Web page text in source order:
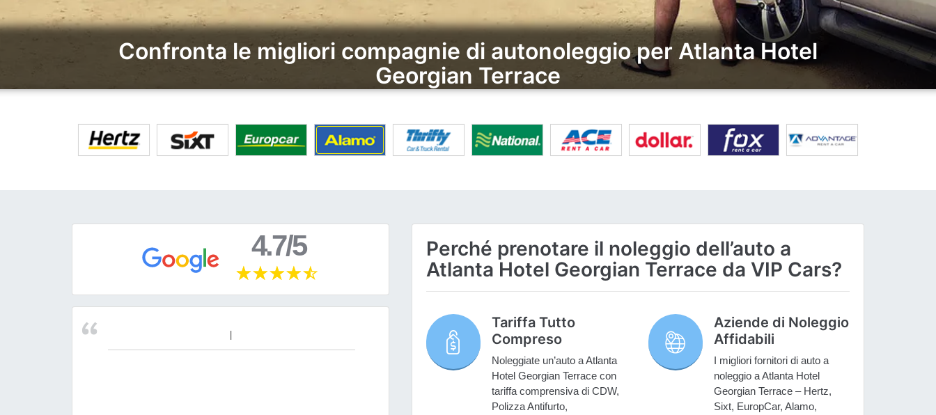
Confronta le migliori compagnie di autonoleggio per Atlanta Hotel
Georgian Terrace
4.7/5
Perché prenotare il noleggio dell’auto a
Atlanta Hotel Georgian Terrace da VIP Cars?
Tariffa Tutto
Compreso
Noleggiate un’auto a Atlanta
Hotel Georgian Terrace con
tariffa comprensiva di CDW,
Polizza Antifurto,
Aziende di Noleggio
Affidabili
I migliori fornitori di auto a
noleggio a Atlanta Hotel
Georgian Terrace – Hertz,
Sixt, EuropCar, Alamo,